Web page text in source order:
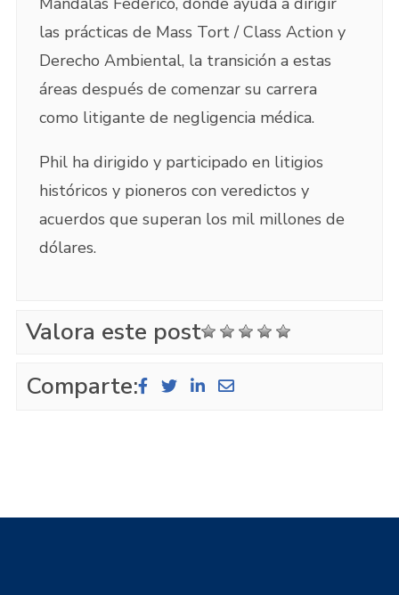
las prácticas de Mass Tort / Class Action y
Derecho Ambiental, la transición a estas
áreas después de comenzar su carrera
como litigante de negligencia médica.
Phil ha dirigido y participado en litigios
históricos y pioneros con veredictos y
acuerdos que superan los mil millones de
dólares.
Valora este post
Comparte: